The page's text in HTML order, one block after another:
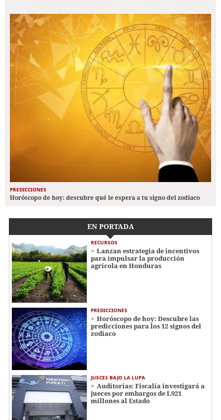
PREDICCIONES
Horóscopo de hoy: descubre qué le espera a tu signo del zodiaco
EN PORTADA
RECURSOS
Lanzan estrategia de incentivos
para impulsar la producción
agrícola en Honduras
PREDICCIONES
Horóscopo de hoy: Descubre las
predicciones para los 12 signos del
zodiaco
JUECES BAJO LA LUPA
Auditorías: Fiscalía investigará a
jueces por embargos de L921
millones al Estado